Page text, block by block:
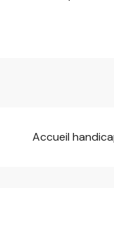
Accueil